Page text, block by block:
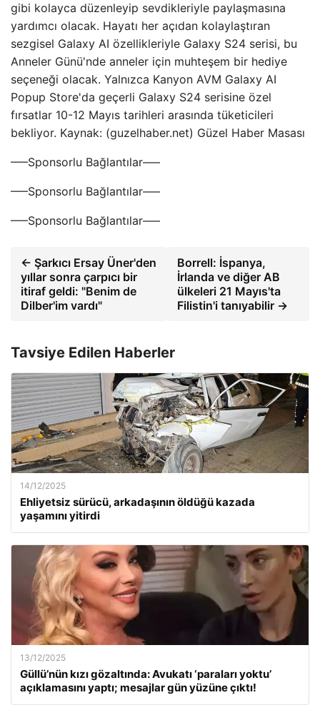
gibi kolayca düzenleyip sevdikleriyle paylaşmasına
yardımcı olacak. Hayatı her açıdan kolaylaştıran
sezgisel Galaxy AI özellikleriyle Galaxy S24 serisi, bu
Anneler Günü'nde anneler için muhteşem bir hediye
seçeneği olacak. Yalnızca Kanyon AVM Galaxy AI
Popup Store'da geçerli Galaxy S24 serisine özel
fırsatlar 10-12 Mayıs tarihleri ​​arasında tüketicileri
bekliyor. Kaynak: (guzelhaber.net) Güzel Haber Masası
—–Sponsorlu Bağlantılar—–
—–Sponsorlu Bağlantılar—–
—–Sponsorlu Bağlantılar—–
← Şarkıcı Ersay Üner'den
yıllar sonra çarpıcı bir
itiraf geldi: "Benim de
Dilber'im vardı"
Borrell: İspanya,
İrlanda ve diğer AB
ülkeleri 21 Mayıs'ta
Filistin'i tanıyabilir →
Tavsiye Edilen Haberler
14/12/2025
Ehliyetsiz sürücü, arkadaşının öldüğü kazada
yaşamını yitirdi
13/12/2025
Güllü’nün kızı gözaltında: Avukatı ‘paraları yoktu’
açıklamasını yaptı; mesajlar gün yüzüne çıktı!